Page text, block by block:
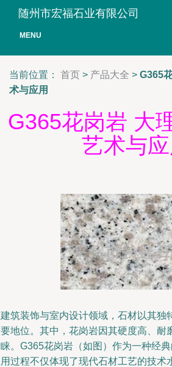
随州市宏福石业有限公司
MENU
当前位置： 首页 > 产品大全 > G365
术与应用
G365花岗岩 大
艺术与应
筑装饰与室内设计领域，石材以其独
地位。其中，花岗岩因其硬度高、耐
。G365花岗岩（如图）作为一种经
过程不仅体现了现代石材工艺的技术